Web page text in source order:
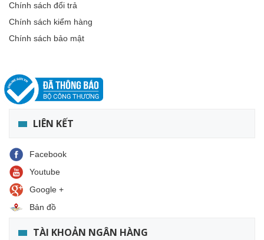
Chính sách đổi trả
Chính sách kiểm hàng
Chính sách bảo mật
LIÊN KẾT
Facebook
Youtube
Google +
Bản đồ
TÀI KHOẢN NGÂN HÀNG